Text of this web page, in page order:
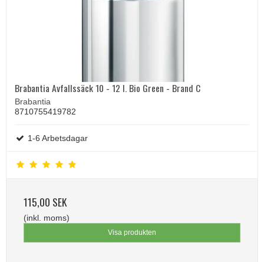
Brabantia Avfallssäck 10 - 12 l. Bio Green - Brand C
Brabantia
8710755419782
1-6 Arbetsdagar
115,00 SEK
(inkl. moms)
Visa produkten